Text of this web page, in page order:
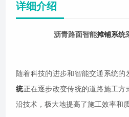
详细介绍
沥青路面智能摊铺系统
随着科技的进步和智能交通系统的
统正在逐步改变传统的道路施工方
沿技术，极大地提高了施工效率和